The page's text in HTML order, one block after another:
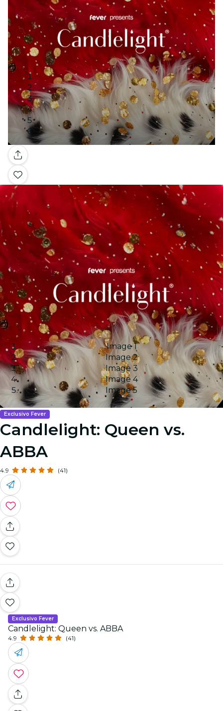
Galería
Image 1
Image 2
Image 3
Image 4
Image 5
Exclusivo Fever
Candlelight: Queen vs.
ABBA
4.9 (41)
Exclusivo Fever
Candlelight: Queen vs. ABBA
4.9 (41)